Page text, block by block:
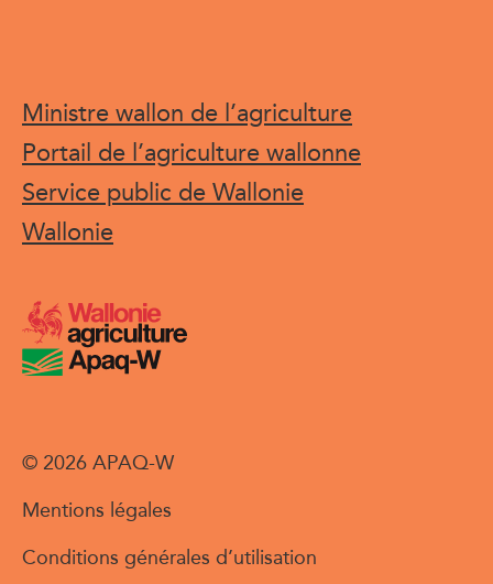
Ministre wallon de l’agriculture
Portail de l’agriculture wallonne
Service public de Wallonie
Wallonie
© 2026 APAQ-W
Mentions légales
Conditions générales d’utilisation